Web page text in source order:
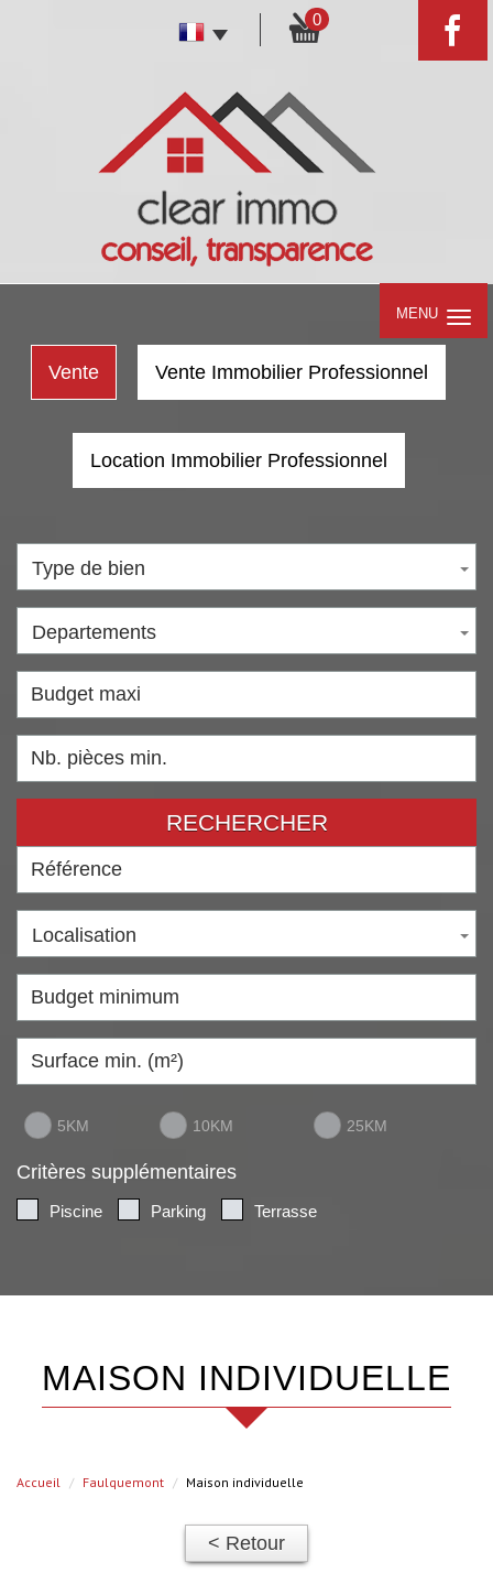
0
MENU
Vente Vente Immobilier Professionnel
Location Immobilier Professionnel
Type de bien
Departements
RECHERCHER
Localisation
5KM 10KM 25KM
Critères supplémentaires
Piscine Parking Terrasse
MAISON INDIVIDUELLE
Accueil Faulquemont Maison individuelle
< Retour